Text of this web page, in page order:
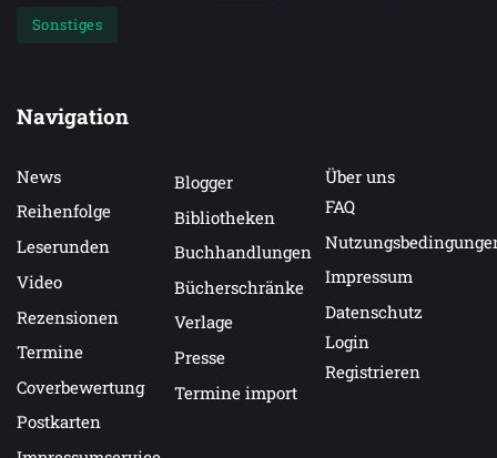
Sonstiges
Navigation
News
Reihenfolge
Leserunden
Video
Rezensionen
Termine
Coverbewertung
Postkarten
Blogger
Bibliotheken
Buchhandlungen
Bücherschränke
Verlage
Presse
Termine import
Über uns
FAQ
Impressum
Datenschutz
Login
Registrieren